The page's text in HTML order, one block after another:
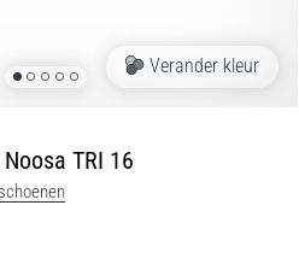
Verander kleur
TRI 16